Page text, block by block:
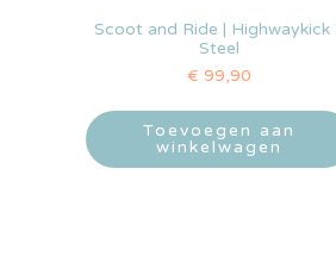
Scoot and Ride | Highwaykick
Steel
€ 99,90
Toevoegen aan
winkelwagen